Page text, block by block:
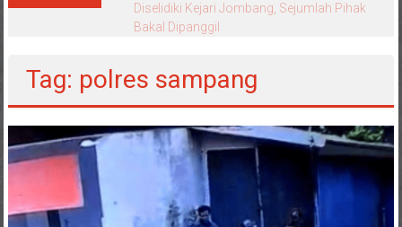
Diselidiki Kejari Jombang, Sejumlah Pihak
Bakal Dipanggil
Tag: polres sampang